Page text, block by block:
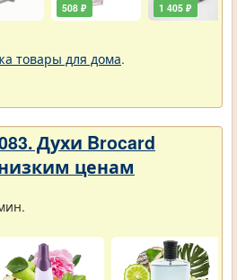
508 ₽ 1 405 ₽
товары для дома.
Духи Brocard
ценам